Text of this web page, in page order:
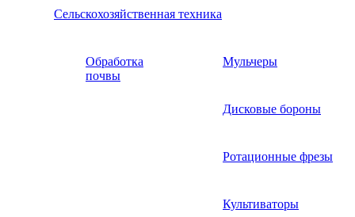
Сельскохозяйственная техника
Обработка
почвы
Мульчеры
Дисковые бороны
Ротационные фрезы
Культиваторы